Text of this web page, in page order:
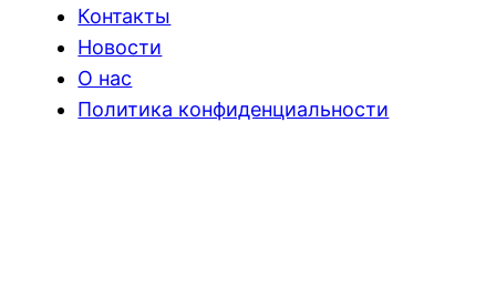
Контакты
Новости
О нас
Политика конфиденциальности